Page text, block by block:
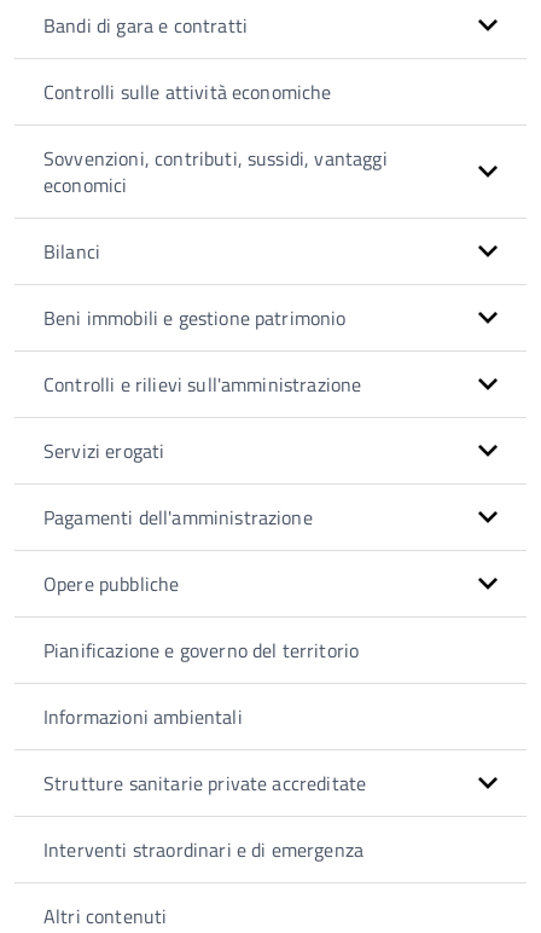
Bandi di gara e contratti
Controlli sulle attività economiche
Sovvenzioni, contributi, sussidi, vantaggi
economici
Bilanci
Beni immobili e gestione patrimonio
Controlli e rilievi sull'amministrazione
Servizi erogati
Pagamenti dell'amministrazione
Opere pubbliche
Pianificazione e governo del territorio
Informazioni ambientali
Strutture sanitarie private accreditate
Interventi straordinari e di emergenza
Altri contenuti